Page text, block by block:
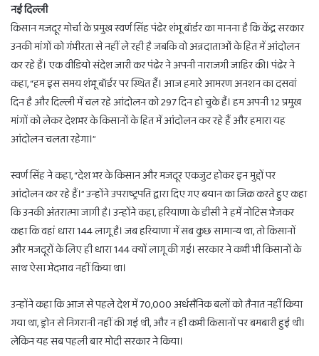
नई दिल्ली
किसान मजदूर मोर्चा के प्रमुख स्वर्ण सिंह पंढेर शंभू बॉर्डर का मानना है कि केंद्र सरकार
उनकी मांगों को गंभीरता से नहीं ले रही है जबकि वो अन्नदाताओं के हित में आंदोलन
कर रहे हैं। एक वीडियो संदेश जारी कर पंढेर ने अपनी नाराजगी जाहिर की। पंढेर ने
कहा, “हम इस समय शंभू बॉर्डर पर स्थित हैं। आज हमारे आमरण अनशन का दसवां
दिन है और दिल्ली में चल रहे आंदोलन को 297 दिन हो चुके हैं। हम अपनी 12 प्रमुख
मांगों को लेकर देशभर के किसानों के हित में आंदोलन कर रहे हैं और हमारा यह
आंदोलन चलता रहेगा।”
स्वर्ण सिंह ने कहा, “देश भर के किसान और मजदूर एकजुट होकर इन मुद्दों पर
आंदोलन कर रहे हैं।” उन्होंने उपराष्ट्रपति द्वारा दिए गए बयान का जिक्र करते हुए कहा
कि उनकी अंतरात्मा जागी है। उन्होंने कहा, हरियाणा के डीसी ने हमें नोटिस भेजकर
कहा कि वहां धारा 144 लागू है। जब हरियाणा में सब कुछ सामान्य था, तो किसानों
और मजदूरों के लिए ही धारा 144 क्यों लागू की गई। सरकार ने कभी भी किसानों के
साथ ऐसा भेदभाव नहीं किया था।
उन्होंने कहा कि आज से पहले देश में 70,000 अर्धसैनिक बलों को तैनात नहीं किया
गया था, ड्रोन से निगरानी नहीं की गई थी, और न ही कभी किसानों पर बमबारी हुई थी।
लेकिन यह सब पहली बार मोदी सरकार ने किया।